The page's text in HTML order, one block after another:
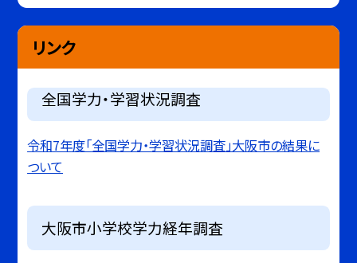
リンク
全国学力・学習状況調査
令和7年度「全国学力・学習状況調査」大阪市の結果に
ついて
大阪市小学校学力経年調査